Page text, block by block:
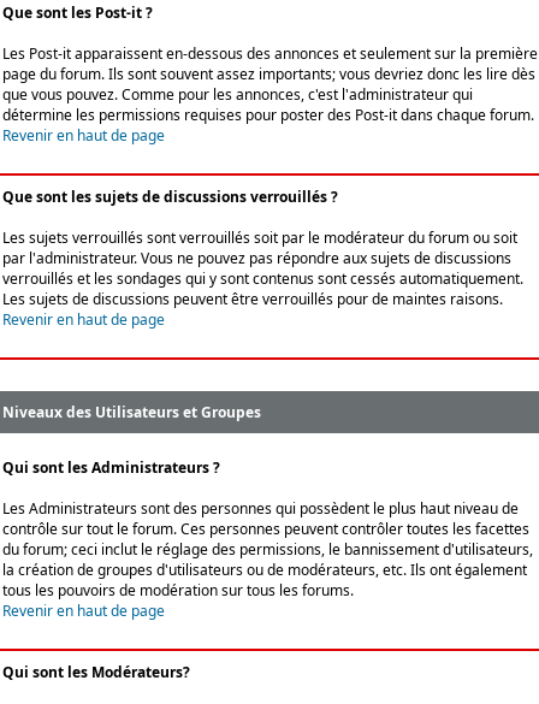
Que sont les Post-it ?
Les Post-it apparaissent en-dessous des annonces et seulement sur la première
page du forum. Ils sont souvent assez importants; vous devriez donc les lire dès
que vous pouvez. Comme pour les annonces, c'est l'administrateur qui
détermine les permissions requises pour poster des Post-it dans chaque forum.
Revenir en haut de page
Que sont les sujets de discussions verrouillés ?
Les sujets verrouillés sont verrouillés soit par le modérateur du forum ou soit
par l'administrateur. Vous ne pouvez pas répondre aux sujets de discussions
verrouillés et les sondages qui y sont contenus sont cessés automatiquement.
Les sujets de discussions peuvent être verrouillés pour de maintes raisons.
Revenir en haut de page
Niveaux des Utilisateurs et Groupes
Qui sont les Administrateurs ?
Les Administrateurs sont des personnes qui possèdent le plus haut niveau de
contrôle sur tout le forum. Ces personnes peuvent contrôler toutes les facettes
du forum; ceci inclut le réglage des permissions, le bannissement d'utilisateurs,
la création de groupes d'utilisateurs ou de modérateurs, etc. Ils ont également
tous les pouvoirs de modération sur tous les forums.
Revenir en haut de page
Qui sont les Modérateurs?